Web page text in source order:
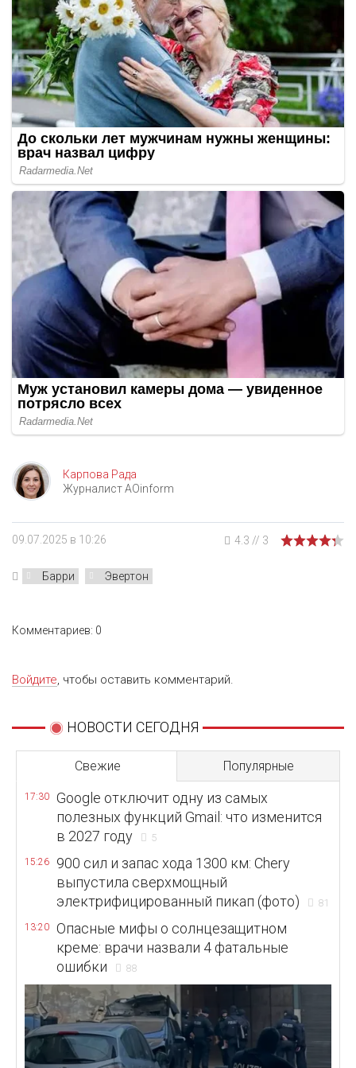
Карпова Рада
Журналист AOinform
09.07.2025 в 10:26 4.3 // 3
Барри Эвертон
Комментариев: 0
Войдите, чтобы оставить комментарий.
НОВОСТИ СЕГОДНЯ
Свежие Популярные
17:30
Google отключит одну из самых
полезных функций Gmail: что изменится
в 2027 году
5
15:26
900 сил и запас хода 1300 км: Chery
выпустила сверхмощный
электрифицированный пикап (фото)
81
13:20
Опасные мифы о солнцезащитном
креме: врачи назвали 4 фатальные
ошибки
88